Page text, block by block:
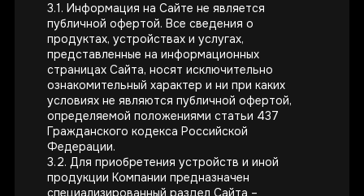
3.1. Информация на Сайте не является
публичной офертой. Все сведения о
продуктах, устройствах и услугах,
представленные на информационных
страницах Сайта, носят исключительно
ознакомительный характер и ни при каких
условиях не являются публичной офертой,
определяемой положениями статьи 437
Гражданского кодекса Российской
Федерации.
3.2. Для приобретения устройств и иной
продукции Компании предназначен
специализированный раздел Сайта –
Получайте приглашения
на закрытые мероприятия,
тест-драйвы новых
продуктов, информацию
об инвестиционных
раундах и специальных